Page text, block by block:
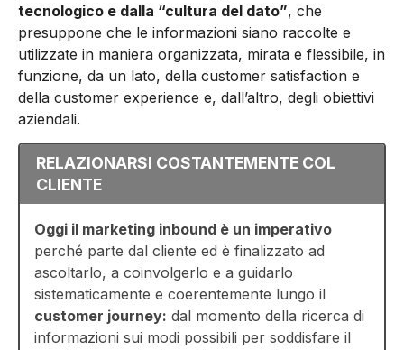
tecnologico e dalla “cultura del dato”, che
presuppone che le informazioni siano raccolte e
utilizzate in maniera organizzata, mirata e flessibile, in
funzione, da un lato, della customer satisfaction e
della customer experience e, dall’altro, degli obiettivi
aziendali.
RELAZIONARSI COSTANTEMENTE COL
CLIENTE
Oggi il marketing inbound è un imperativo
perché parte dal cliente ed è finalizzato ad
ascoltarlo, a coinvolgerlo e a guidarlo
sistematicamente e coerentemente lungo il
customer journey: dal momento della ricerca di
informazioni sui modi possibili per soddisfare il